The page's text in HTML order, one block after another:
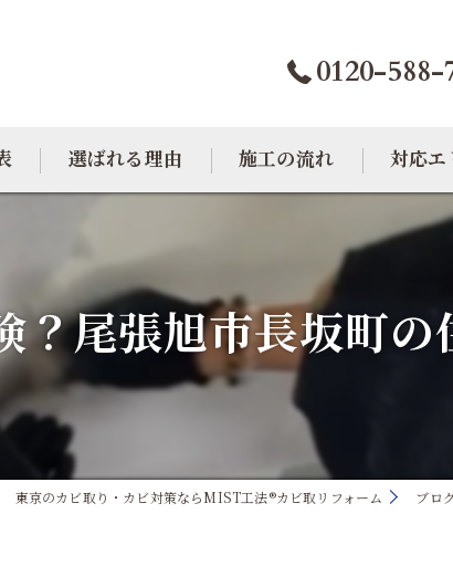
0120-588-
選ばれる理由 施工の流れ 対応エ
大阪のカ
東京のカ
？尾張旭市長坂町
東京のカビ取り・カビ対策ならMIST工法®カビ取リフォーム ブロ